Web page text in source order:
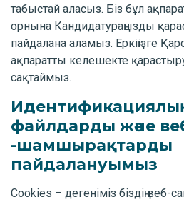
табыстай аласыз. Біз бұл
орнына Кандидатураңызды
пайдалана аламыз. Еркіңізге
ақпаратты келешекте
сақтаймыз.
файлдарды және
-шамшырақтарды
пайдалануымыз
Cookies – дегеніміз біздің веб-